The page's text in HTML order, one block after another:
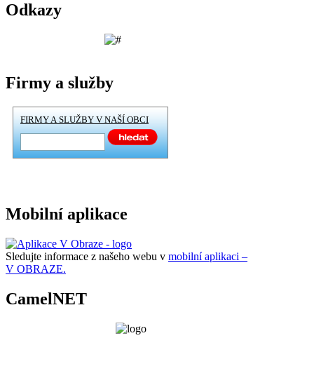
Odkazy
Firmy a služby
FIRMY A SLUŽBY V NAŠÍ OBCI
Mobilní aplikace
Sledujte informace z našeho webu v mobilní aplikaci –
V OBRAZE.
CamelNET